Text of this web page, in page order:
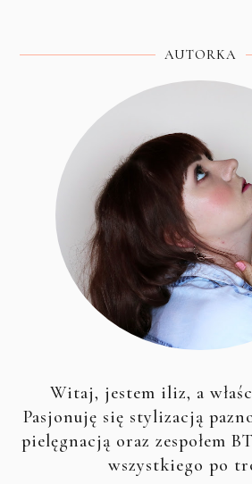
AUTORKA
Witaj, jestem iliz, a
Pasjonuję się stylizacją
pielęgnacją oraz zespołem
wszystkiego po